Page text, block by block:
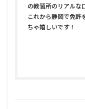
の教習所のリアルな
これから静岡で免許
ちゃ嬉しいです！